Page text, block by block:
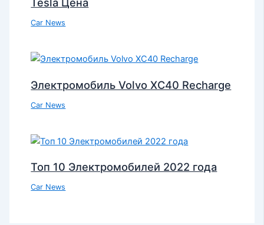
Car News
Электромобиль Volvo XC40 Recharge
Car News
Топ 10 Электромобилей 2022 года
Car News